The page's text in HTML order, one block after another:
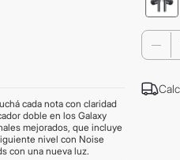
cada nota con claridad
doble en los Galaxy
mejorados, que incluye
nivel con Noise
con una nueva luz.
－